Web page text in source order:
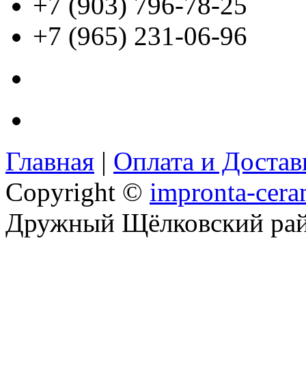
+7 (965) 231-06-96
Главная | Оплата и
Copyright © impronta-
Дружный Щёлковский